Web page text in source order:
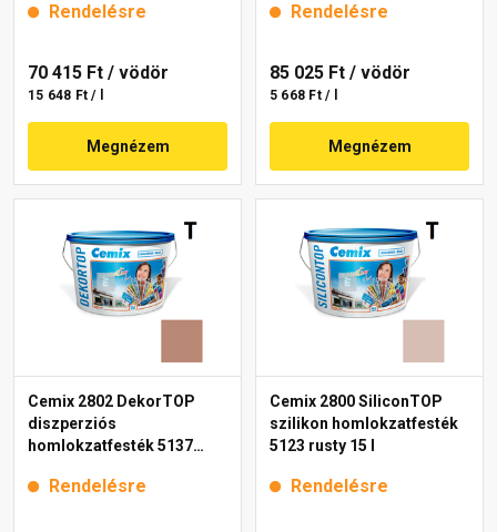
Rendelésre
70 415 Ft / vödör
15 648 Ft / l
Megnézem
Rendelésre
85 025 Ft / vödör
5 668 Ft / l
Megnézem
Cemix 2802 DekorTOP
diszperziós
homlokzatfesték 5137
Rendelésre
Cemix 2800 SiliconTOP
szilikon homlokzatfesték
5123 rusty 15 l
Rendelésre